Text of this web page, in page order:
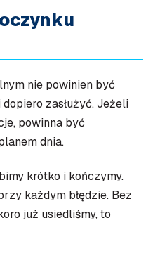
nie powinien być
zasłużyć. Jeżeli
powinna być
dnia.
krótko i kończymy.
każdym błędzie. Bez
już usiedliśmy, to